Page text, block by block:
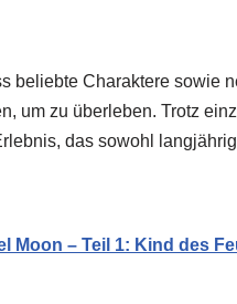
beliebte Charaktere sowie
um zu überleben. Trotz
das sowohl
Moon – Teil 1: Kind des